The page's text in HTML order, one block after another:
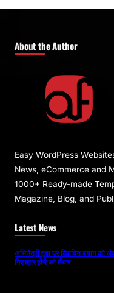
About the Author
Easy WordPress
News, eCommerce and
1000+ Ready-made
Magazine, Blog, and
Latest News
अभिनेत्री तृषा पर विवादित बयान को
गिरफ्तार होने को तैयार